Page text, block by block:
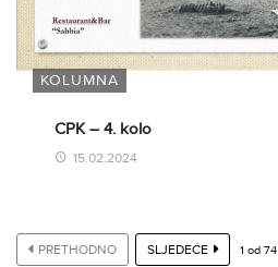
KOLUMNA
CPK – 4. kolo
15.02.2024
PRETHODNO SLJEDEĆE 1 od 74